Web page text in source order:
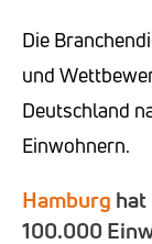
Die
und
Deutschland
Einwohnern.
Hamburg
100.000